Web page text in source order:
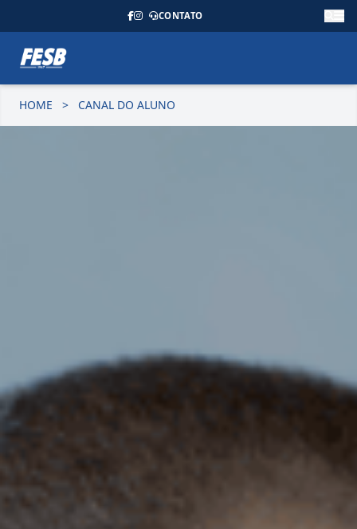
CONTATO
HOME > CANAL DO ALUNO